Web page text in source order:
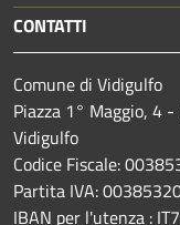
CONTATTI
Comune di Vidigulfo
Piazza 1° Maggio, 4
Vidigulfo
Codice Fiscale:
Partita IVA:
IBAN per l'utenza :